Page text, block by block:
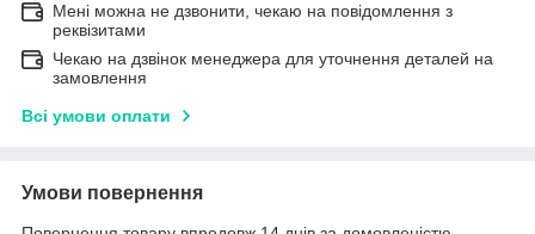
Мені можна не дзвонити, чекаю на повідомлення з
реквізитами
Чекаю на дзвінок менеджера для уточнення деталей на
замовлення
Всі умови оплати
Умови повернення